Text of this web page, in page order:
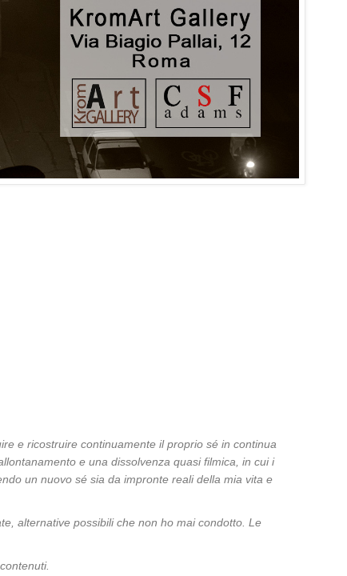
e ricostruire continuamente il proprio sé in continua
e una dissolvenza quasi filmica, in cui i
un nuovo sé sia da impronte reali della mia vita e
alternative possibili che non ho mai condotto. Le